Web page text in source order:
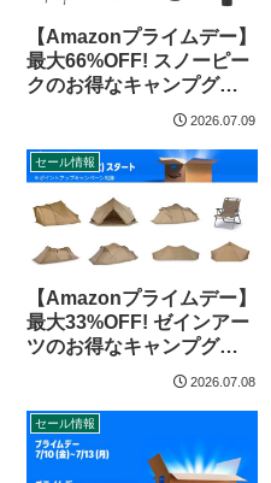
【Amazonプライムデー】
最大66%OFF! スノーピー
クのお得なキャンプグッ
2026.07.09
セール情報
【Amazonプライムデー】
最大33%OFF! ゼインアー
ツのお得なキャンプグッ
2026.07.08
セール情報